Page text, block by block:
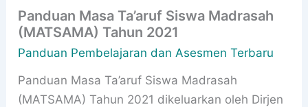
Panduan Masa Ta’aruf Siswa Madrasah
(MATSAMA) Tahun 2021
Panduan Pembelajaran dan Asesmen Terbaru
Panduan Masa Ta’aruf Siswa Madrasah
(MATSAMA) Tahun 2021 dikeluarkan oleh Dirjen